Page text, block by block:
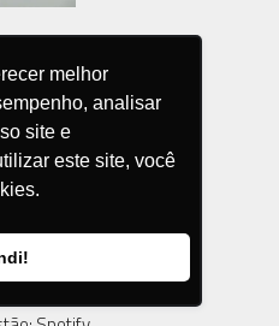
melhor
analisar
site e
este site, você
podem
do usuário
Docente do
entre os aplicativos